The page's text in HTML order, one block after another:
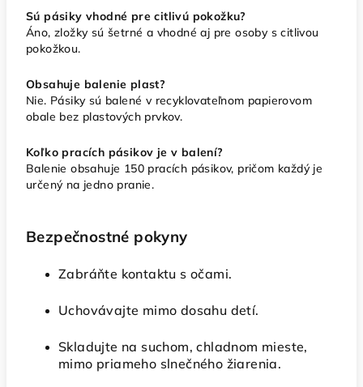
Sú pásiky vhodné pre citlivú pokožku?
Áno, zložky sú šetrné a vhodné aj pre osoby s citlivou
pokožkou.
Obsahuje balenie plast?
Nie. Pásiky sú balené v recyklovateľnom papierovom
obale bez plastových prvkov.
Koľko pracích pásikov je v balení?
Balenie obsahuje 150 pracích pásikov, pričom každý je
určený na jedno pranie.
Bezpečnostné pokyny
Zabráňte kontaktu s očami.
Uchovávajte mimo dosahu detí.
Skladujte na suchom, chladnom mieste,
mimo priameho slnečného žiarenia.